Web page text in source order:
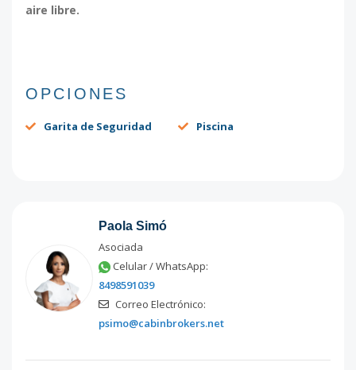
aire libre.
OPCIONES
Garita de Seguridad Piscina
Paola Simó
Asociada
Celular / WhatsApp:
8498591039
Correo Electrónico:
psimo@cabinbrokers.net